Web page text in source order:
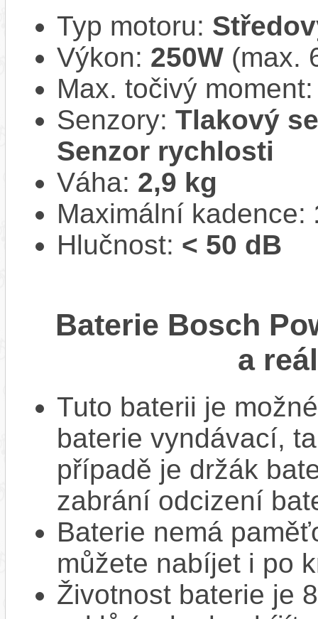
Typ motoru:
Výkon: 250W (max.
Max. točivý
Senzory: Tlakový
Senzor rychlosti
Váha: 2,9 kg
Maximální kadence:
Hlučnost: < 50 dB
Baterie Bosch
a
Tuto baterii je
baterie vyndávací,
případě je držák
zabrání odcizení
Baterie nemá
můžete nabíjet i po
Životnost baterie je